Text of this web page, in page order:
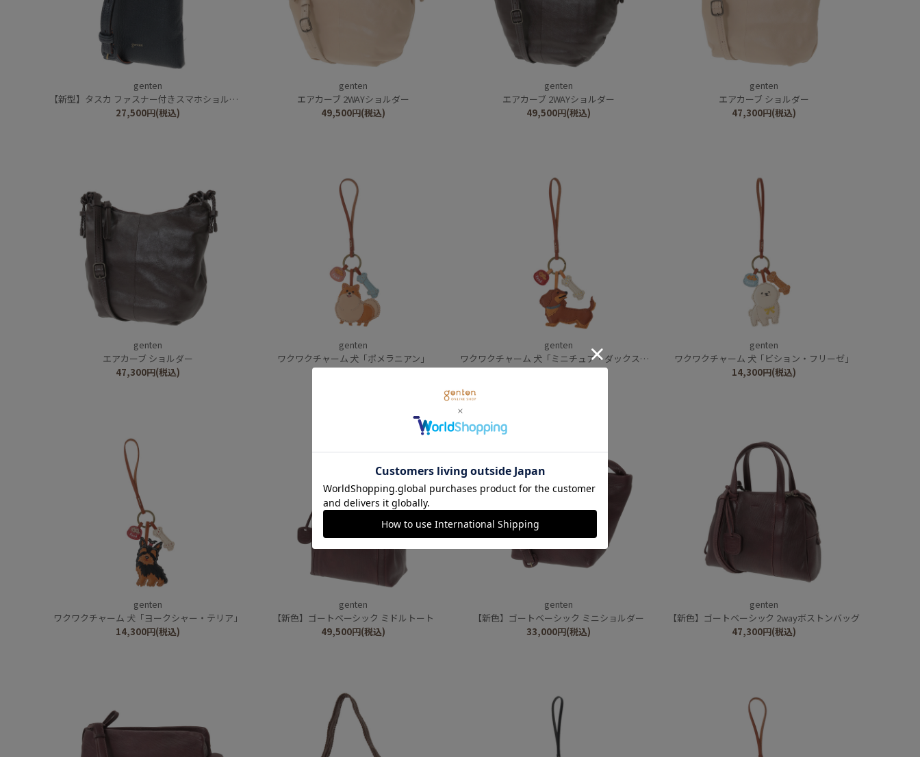
genten
【新型】タスカ ファスナー付きスマホショルダー
27,500円(税込)
genten
エアカーブ 2WAYショルダー
49,500円(税込)
genten
エアカーブ 2WAYショルダー
49,500円(税込)
genten
エアカーブ ショルダー
47,300円(税込)
genten
エアカーブ ショルダー
47,300円(税込)
genten
ワクワクチャーム 犬「ポメラニアン」
genten
ワクワクチャーム 犬「ミニチュア・ダックスフンド」
genten
ワクワクチャーム 犬「ビション・フリーゼ」
14,300円(税込)
genten
ワクワクチャーム 犬「ヨークシャー・テリア」
14,300円(税込)
genten
【新色】ゴートベーシック ミドルトート
49,500円(税込)
genten
【新色】ゴートベーシック ミニショルダー
33,000円(税込)
genten
【新色】ゴートベーシック 2wayボストンバッグ
47,300円(税込)